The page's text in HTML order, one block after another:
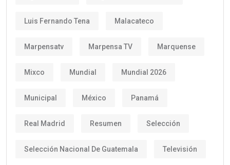
Luis Fernando Tena Malacateco
Marpensatv Marpensa TV Marquense
Mixco Mundial Mundial 2026
Municipal México Panamá
Real Madrid Resumen Selección
Selección Nacional De Guatemala Televisión